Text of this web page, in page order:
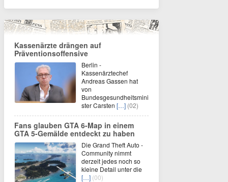
Kassenärzte drängen auf
Präventionsoffensive
Berlin -
Kassenärztechef
Andreas Gassen hat
von
Bundesgesundheitsmini
ster Carsten […] (02)
Fans glauben GTA 6-Map in einem
GTA 5-Gemälde entdeckt zu haben
Die Grand Theft Auto -
Community nimmt
derzeit jedes noch so
kleine Detail unter die
[…] (00)